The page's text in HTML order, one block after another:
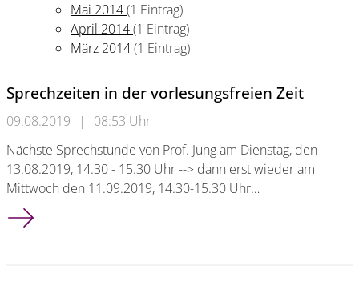
Mai 2014(1 Eintrag)
April 2014(1 Eintrag)
März 2014(1 Eintrag)
Sprechzeiten in der vorlesungsfreien Zeit
09.08.2019 |
08:53 Uhr
Nächste Sprechstunde von Prof. Jung am Dienstag, den
13.08.2019, 14.30 - 15.30 Uhr --> dann erst wieder am
Mittwoch den 11.09.2019, 14.30-15.30 Uhr…
Sprechzeiten in der vorlesungsfreien Zeit